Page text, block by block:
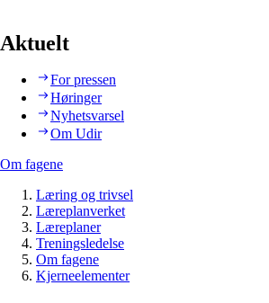
Aktuelt
For pressen
Høringer
Nyhetsvarsel
Om Udir
Om fagene
Læring og trivsel
Læreplanverket
Læreplaner
Treningsledelse
Om fagene
Kjerneelementer